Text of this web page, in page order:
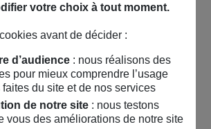
votre choix à tout moment.
avant de décider :
d’audience: nous réalisons des
pour mieux comprendre l’usage
du site et de nos services
de notre site: nous testons
vous des améliorations de notre site